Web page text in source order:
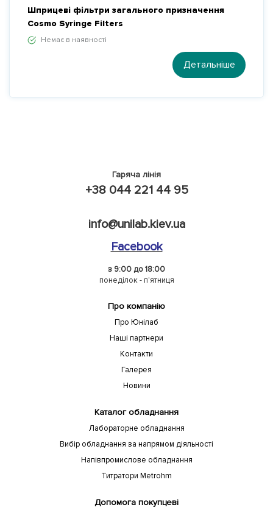
Шприцеві фільтри загального призначення
Cosmo Syringe Filters
Немає в наявності
Детальніше
Гаряча лінія
+38 044 221 44 95
info@unilab.kiev.ua
Facebook
з 9:00 до 18:00
понеділок - п'ятниця
Про компанію
Про Юнілаб
Наші партнери
Контакти
Галерея
Новини
Каталог обладнання
Лабораторне обладнання
Вибір обладнання за напрямом діяльності
Напівпромислове обладнання
Титратори Metrohm
Допомога покупцеві